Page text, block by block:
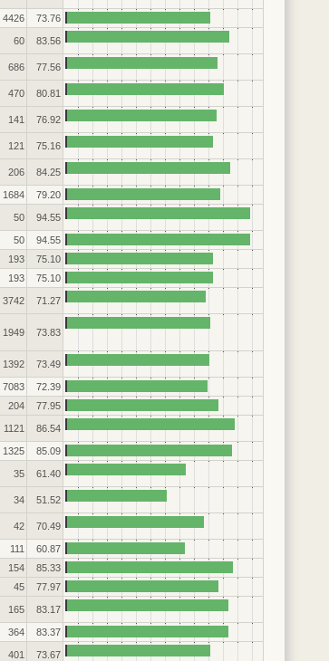
4426 73.76
60 83.56
686 77.56
470 80.81
141 76.92
121 75.16
206 84.25
1684 79.20
50 94.55
50
94.55
193
75.10
193 75.10
3742 71.27
1949 73.83
1392 73.49
7083
72.39
204 77.95
1121 86.54
1325 85.09
35 61.40
34 51.52
42 70.49
111
60.87
154
85.33
45 77.97
165 83.17
364 83.37
401 73.67